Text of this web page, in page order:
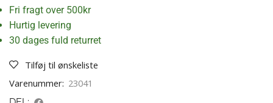
Fri fragt over 500kr
Hurtig levering
30 dages fuld returret
Tilføj til ønskeliste
Varenummer: 23041